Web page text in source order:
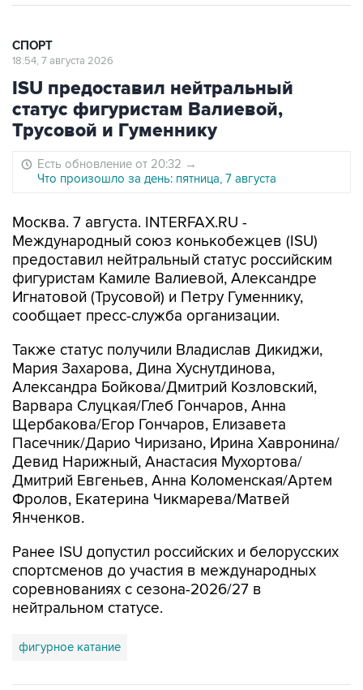
СПОРТ
18:54, 7 августа 2026
ISU предоставил нейтральный
статус фигуристам Валиевой,
Трусовой и Гуменнику
Есть обновление от 20:32 →
Что произошло за день: пятница, 7 августа
Москва. 7 августа. INTERFAX.RU -
Международный союз конькобежцев (ISU)
предоставил нейтральный статус российским
фигуристам Камиле Валиевой, Александре
Игнатовой (Трусовой) и Петру Гуменнику,
сообщает пресс-служба организации.
Также статус получили Владислав Дикиджи,
Мария Захарова, Дина Хуснутдинова,
Александра Бойкова/Дмитрий Козловский,
Варвара Слуцкая/Глеб Гончаров, Анна
Щербакова/Егор Гончаров, Елизавета
Пасечник/Дарио Чиризано, Ирина Хавронина/
Девид Нарижный, Анастасия Мухортова/
Дмитрий Евгеньев, Анна Коломенская/Артем
Фролов, Екатерина Чикмарева/Матвей
Янченков.
Ранее ISU допустил российских и белорусских
спортсменов до участия в международных
соревнованиях с сезона-2026/27 в
нейтральном статусе.
фигурное катание